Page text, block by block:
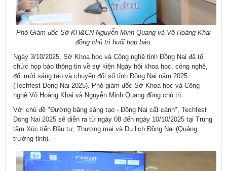
Phó Giám đốc Sở KH&CN Nguyễn Minh Quang và Võ Hoàng Khai
đồng chủ trì buổi họp báo.
Ngày 3/10/2025, Sở Khoa học và Công nghệ tỉnh Đồng Nai đã tổ
chức họp báo thông tin về sự kiện Ngày hội khoa học, công nghệ,
đổi mới sáng tạo và chuyển đổi số tỉnh Đồng Nai năm 2025
(Techfest Dong Nai 2025). Phó giám đốc Sở Khoa học và Công
nghệ Võ Hoàng Khai và Nguyễn Minh Quang đồng chủ trì.
Với chủ đề "Đường băng sáng tạo - Đồng Nai cất cánh", Techfest
Dong Nai 2025 sẽ diễn ra từ ngày 08 đến ngày 10/10/2025 tại Trung
tâm Xúc tiến Đầu tư, Thương mại và Du lịch Đồng Nai (Quảng
trường tỉnh).